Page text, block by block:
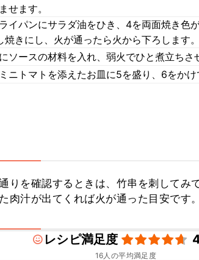
せます。
イパンにサラダ油をひき、4を両面焼き色
きにし、火が通ったら火から下ろします。
ソースの材料を入れ、弱火でひと煮立ちさ
ニトマトを添えたお皿に5を盛り、6をかけ
りを確認するときは、竹串を刺してみ
肉汁が出てくれば火が通った目安です。
レシピ満足度
16人の平均満足度